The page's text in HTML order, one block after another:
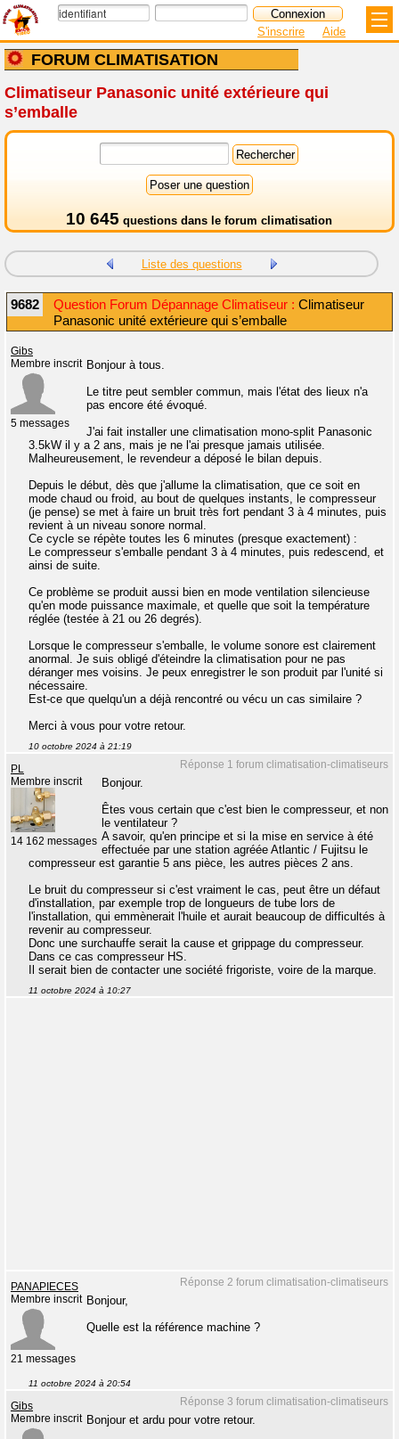
FORUM CLIMATISATION
S'inscrire Aide
Climatiseur Panasonic unité extérieure qui
s’emballe
10 645 questions dans le forum climatisation
Liste des questions
9682 Question Forum Dépannage Climatiseur : Climatiseur
Panasonic unité extérieure qui s’emballe
Gibs
Membre inscrit
5 messages
Bonjour à tous.
Le titre peut sembler commun, mais l'état des lieux n'a
pas encore été évoqué.
J'ai fait installer une climatisation mono-split Panasonic
3.5kW il y a 2 ans, mais je ne l'ai presque jamais utilisée.
Malheureusement, le revendeur a déposé le bilan depuis.
Depuis le début, dès que j'allume la climatisation, que ce soit en
mode chaud ou froid, au bout de quelques instants, le compresseur
(je pense) se met à faire un bruit très fort pendant 3 à 4 minutes, puis
revient à un niveau sonore normal.
Ce cycle se répète toutes les 6 minutes (presque exactement) :
Le compresseur s'emballe pendant 3 à 4 minutes, puis redescend, et
ainsi de suite.
Ce problème se produit aussi bien en mode ventilation silencieuse
qu'en mode puissance maximale, et quelle que soit la température
réglée (testée à 21 ou 26 degrés).
Lorsque le compresseur s'emballe, le volume sonore est clairement
anormal. Je suis obligé d'éteindre la climatisation pour ne pas
déranger mes voisins. Je peux enregistrer le son produit par l'unité si
nécessaire.
Est-ce que quelqu'un a déjà rencontré ou vécu un cas similaire ?
Merci à vous pour votre retour.
10 octobre 2024 à 21:19
Réponse 1 forum climatisation-climatiseurs
PL
Membre inscrit
14 162 messages
Bonjour.
Êtes vous certain que c'est bien le compresseur, et non
le ventilateur ?
A savoir, qu'en principe et si la mise en service à été
effectuée par une station agréée Atlantic / Fujitsu le
compresseur est garantie 5 ans pièce, les autres pièces 2 ans.
Le bruit du compresseur si c'est vraiment le cas, peut être un défaut
d'installation, par exemple trop de longueurs de tube lors de
l'installation, qui emmènerait l'huile et aurait beaucoup de difficultés à
revenir au compresseur.
Donc une surchauffe serait la cause et grippage du compresseur.
Dans ce cas compresseur HS.
Il serait bien de contacter une société frigoriste, voire de la marque.
11 octobre 2024 à 10:27
Réponse 2 forum climatisation-climatiseurs
PANAPIECES
Membre inscrit
21 messages
Bonjour,
Quelle est la référence machine ?
11 octobre 2024 à 20:54
Réponse 3 forum climatisation-climatiseurs
Gibs
Membre inscrit Bonjour et ardu pour votre retour.